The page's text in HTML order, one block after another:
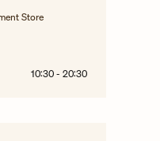
Store
10:30 - 20:30